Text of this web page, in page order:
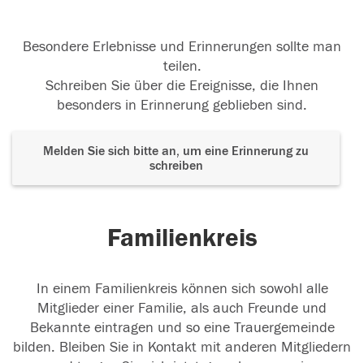
Besondere Erlebnisse und Erinnerungen sollte man
teilen.
Schreiben Sie über die Ereignisse, die Ihnen
besonders in Erinnerung geblieben sind.
Melden Sie sich bitte an, um eine Erinnerung zu
schreiben
Familienkreis
In einem Familienkreis können sich sowohl alle
Mitglieder einer Familie, als auch Freunde und
Bekannte eintragen und so eine Trauergemeinde
bilden. Bleiben Sie in Kontakt mit anderen Mitgliedern